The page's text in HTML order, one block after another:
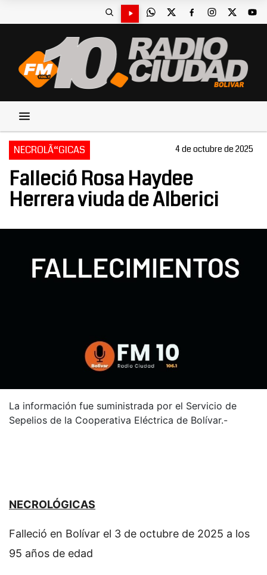
NECROLÃ“GICAS 4 de octubre de 2025
Falleció Rosa Haydee
Herrera viuda de Alberici
La información fue suministrada por el Servicio de
Sepelios de la Cooperativa Eléctrica de Bolívar.-
NECROLÓGICAS
Falleció en Bolívar el 3 de octubre de 2025 a los
95 años de edad